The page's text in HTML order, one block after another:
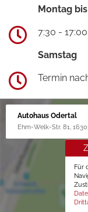
Montag
7:30 -
Samstag
Termin
Autohaus Odertal
Ehm-Welk-Str. 81,
Für